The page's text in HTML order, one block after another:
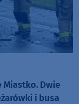
Miastko. Dwie
i busa